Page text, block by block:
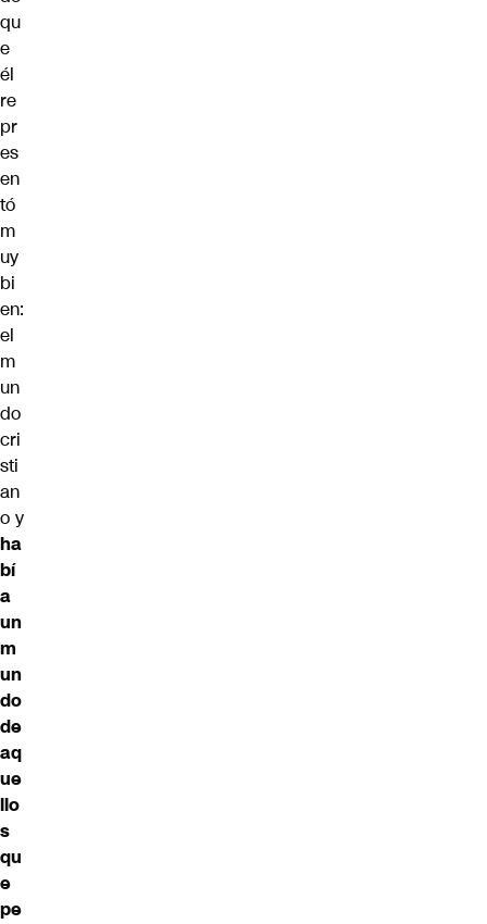
qu
e
él
re
pr
es
en
tó
m
uy
bi
en:
el
m
un
do
cri
sti
an
o y
ha
bí
a
un
m
un
do
de
aq
ue
llo
s
qu
e
pe